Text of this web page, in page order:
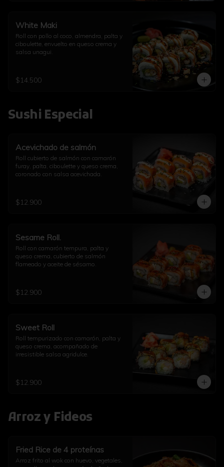
White Maki
Roll con pollo al coco, almendra, palta y
ciboulette, envuelto en queso crema y
salsa unagui.
$14.500
Sushi Especial
Acevichado de salmón
Roll cubierto de salmón con camarón
furay, palta, ciboulette y queso crema,
coronado con salsa acevichada.
$12.900
Sesame Roll.
Roll con camarón tempura, palta y
queso crema, cubierto de salmón
flameado y aceite de sésamo.
$12.900
Sweet Roll
Roll tempurizado con camarón, palta y
queso crema, acompañado de
irresistible salsa agridulce.
$12.900
Arroz y Fideos
Fried Rice de 4 proteínas
Arroz frito al wok con huevo, vegetales,